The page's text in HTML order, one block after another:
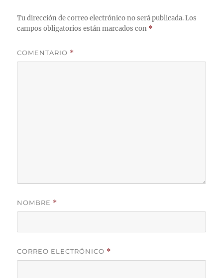
Tu dirección de correo electrónico no será publicada. Los
campos obligatorios están marcados con *
COMENTARIO *
NOMBRE *
CORREO ELECTRÓNICO *